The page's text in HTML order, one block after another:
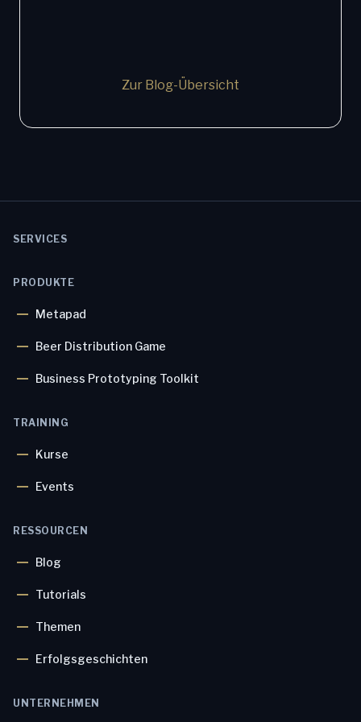
Sebastian Bitter - 7/20/2026
Zur Blog-Übersicht
SERVICES
PRODUKTE
Metapad
Beer Distribution Game
Business Prototyping Toolkit
TRAINING
Kurse
Events
RESSOURCEN
Blog
Tutorials
Themen
Erfolgsgeschichten
UNTERNEHMEN